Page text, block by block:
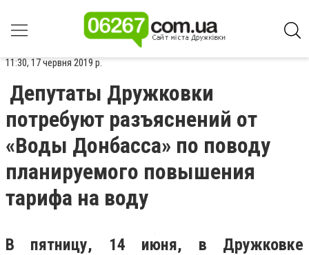
11:30, 17 червня 2019 р.
Депутаты Дружковки
потребуют разъяснений от
«Воды Донбасса» по поводу
планируемого повышения
тарифа на воду
В пятницу, 14 июня, в Дружковке